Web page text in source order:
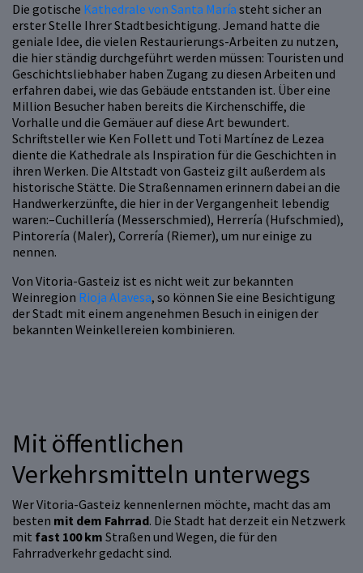
Die gotische Kathedrale von Santa María steht sicher an
erster Stelle Ihrer Stadtbesichtigung. Jemand hatte die
geniale Idee, die vielen Restaurierungs-Arbeiten zu nutzen,
die hier ständig durchgeführt werden müssen: Touristen und
Geschichtsliebhaber haben Zugang zu diesen Arbeiten und
erfahren dabei, wie das Gebäude entstanden ist. Über eine
Million Besucher haben bereits die Kirchenschiffe, die
Vorhalle und die Gemäuer auf diese Art bewundert.
Schriftsteller wie Ken Follett und Toti Martínez de Lezea
diente die Kathedrale als Inspiration für die Geschichten in
ihren Werken. Die Altstadt von Gasteiz gilt außerdem als
historische Stätte. Die Straßennamen erinnern dabei an die
Handwerkerzünfte, die hier in der Vergangenheit lebendig
waren:–Cuchillería (Messerschmied), Herrería (Hufschmied),
Pintorería (Maler), Correría (Riemer), um nur einige zu
nennen.
Von Vitoria-Gasteiz ist es nicht weit zur bekannten
Weinregion Rioja Alavesa, so können Sie eine Besichtigung
der Stadt mit einem angenehmen Besuch in einigen der
bekannten Weinkellereien kombinieren.
Mit öffentlichen
Verkehrsmitteln unterwegs
Wer Vitoria-Gasteiz kennenlernen möchte, macht das am
besten mit dem Fahrrad. Die Stadt hat derzeit ein Netzwerk
mit fast 100 km Straßen und Wegen, die für den
Fahrradverkehr gedacht sind.